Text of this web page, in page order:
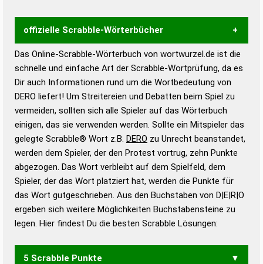
offizielle Scrabble-Wörterbücher
Wortwurzel liefert mit Hilfe eines semantischen
Wortanalyse-Algorithmus gute Anhaltspunkte zu
Wortbedeutung, Worttrennung und Wortform, um die
Gültigkeit eines Wortes für das Scrabble-Spiel zu
bestimmen!
zugelassene Turnier Scrabble-
Wörterbücher sind:
Duden – Standardwerk in 12 Bänden
Duden – Richtiges und gutes
Deutsch
Duden – Die deutsche Grammatik
Duden – Deutsches
Universalwörterbuch
Das Online-Scrabble-Wörterbuch von wortwurzel.de ist die
schnelle und einfache Art der Scrabble-Wortprüfung, da es
Dir auch Informationen rund um die Wortbedeutung von
DERO liefert! Um Streitereien und Debatten beim Spiel zu
vermeiden, sollten sich alle Spieler auf das Wörterbuch
einigen, das sie verwenden werden. Sollte ein Mitspieler das
gelegte Scrabble® Wort z.B. DERO zu Unrecht beanstandet,
werden dem Spieler, der den Protest vortrug, zehn Punkte
abgezogen. Das Wort verbleibt auf dem Spielfeld, dem
Spieler, der das Wort platziert hat, werden die Punkte für
das Wort gutgeschrieben. Aus den Buchstaben von D|E|R|O
ergeben sich weitere Möglichkeiten Buchstabensteine zu
legen. Hier findest Du die besten Scrabble Lösungen:
5 Scrabble Punkte